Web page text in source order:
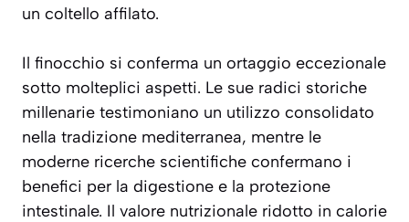
un coltello affilato.
Il finocchio si conferma un ortaggio eccezionale
sotto molteplici aspetti. Le sue radici storiche
millenarie testimoniano un utilizzo consolidato
nella tradizione mediterranea, mentre le
moderne ricerche scientifiche confermano i
benefici per la digestione e la protezione
intestinale. Il valore nutrizionale ridotto in calorie